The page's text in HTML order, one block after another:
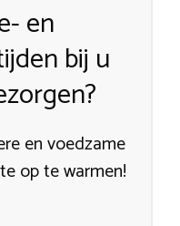
en
bij u
en voedzame
op te warmen!